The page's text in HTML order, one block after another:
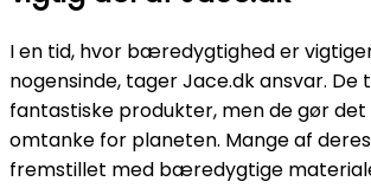
I en tid, hvor bæredygtighed er
nogensinde, tager Jace.dk ansvar. De
fantastiske produkter, men de gør det
omtanke for planeten. Mange af
fremstillet med bæredygtige